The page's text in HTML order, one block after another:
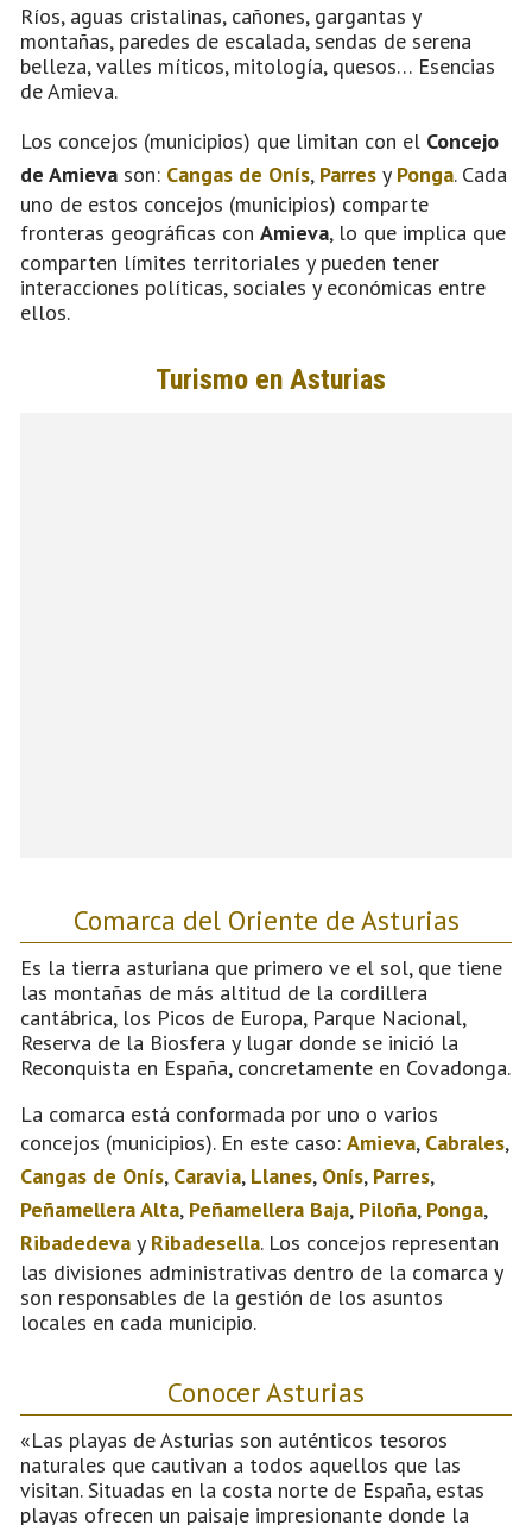
Ríos, aguas cristalinas, cañones, gargantas y
montañas, paredes de escalada, sendas de serena
belleza, valles míticos, mitología, quesos… Esencias
de Amieva.
Los concejos (municipios) que limitan con el Concejo
de Amieva son: Cangas de Onís, Parres y Ponga. Cada
uno de estos concejos (municipios) comparte
fronteras geográficas con Amieva, lo que implica que
comparten límites territoriales y pueden tener
interacciones políticas, sociales y económicas entre
ellos.
Comarca del Oriente de Asturias
Es la tierra asturiana que primero ve el sol, que tiene
las montañas de más altitud de la cordillera
cantábrica, los Picos de Europa, Parque Nacional,
Reserva de la Biosfera y lugar donde se inició la
Reconquista en España, concretamente en Covadonga.
La comarca está conformada por uno o varios
concejos (municipios). En este caso: Amieva, Cabrales,
Cangas de Onís, Caravia, Llanes, Onís, Parres,
Peñamellera Alta, Peñamellera Baja, Piloña, Ponga,
Ribadedeva y Ribadesella. Los concejos representan
las divisiones administrativas dentro de la comarca y
son responsables de la gestión de los asuntos
locales en cada municipio.
Conocer Asturias
«Las playas de Asturias son auténticos tesoros
naturales que cautivan a todos aquellos que las
visitan. Situadas en la costa norte de España, estas
playas ofrecen un paisaje impresionante donde la